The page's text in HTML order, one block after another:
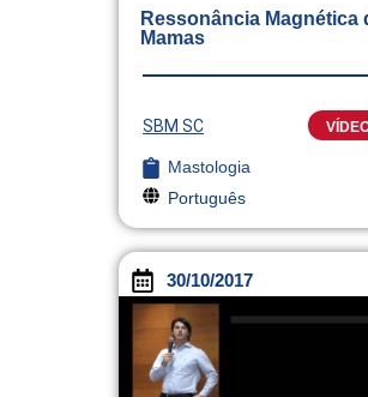
Ressonância Magnética
Mamas
SBM SC
Mastologia
Português
30/10/2017